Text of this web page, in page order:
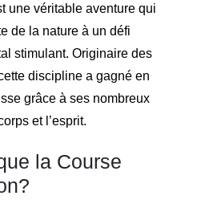
une véritable aventure qui
de la nature à un défi
stimulant. Originaire des
discipline a gagné en
grâce à ses nombreux
et l’esprit.
la Course